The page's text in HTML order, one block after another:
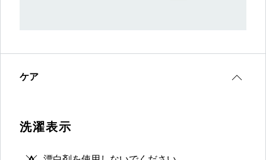
ケア
洗濯表示